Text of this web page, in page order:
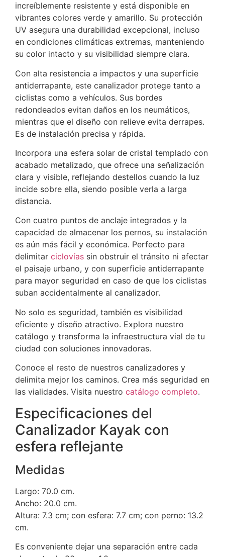
increíblemente resistente y está disponible en
vibrantes colores verde y amarillo. Su protección
UV asegura una durabilidad excepcional, incluso
en condiciones climáticas extremas, manteniendo
su color intacto y su visibilidad siempre clara.
Con alta resistencia a impactos y una superficie
antiderrapante, este canalizador protege tanto a
ciclistas como a vehículos. Sus bordes
redondeados evitan daños en los neumáticos,
mientras que el diseño con relieve evita derrapes.
Es de instalación precisa y rápida.
Incorpora una esfera solar de cristal templado con
acabado metalizado, que ofrece una señalización
clara y visible, reflejando destellos cuando la luz
incide sobre ella, siendo posible verla a larga
distancia.
Con cuatro puntos de anclaje integrados y la
capacidad de almacenar los pernos, su instalación
es aún más fácil y económica. Perfecto para
delimitar ciclovías sin obstruir el tránsito ni afectar
el paisaje urbano, y con superficie antiderrapante
para mayor seguridad en caso de que los ciclistas
suban accidentalmente al canalizador.
No solo es seguridad, también es visibilidad
eficiente y diseño atractivo. Explora nuestro
catálogo y transforma la infraestructura vial de tu
ciudad con soluciones innovadoras.
Conoce el resto de nuestros canalizadores y
delimita mejor los caminos. Crea más seguridad en
las vialidades. Visita nuestro catálogo completo.
Especificaciones del
Canalizador Kayak con
esfera reflejante
Medidas
Largo: 70.0 cm.
Ancho: 20.0 cm.
Altura: 7.3 cm; con esfera: 7.7 cm; con perno: 13.2
cm.
Es conveniente dejar una separación entre cada